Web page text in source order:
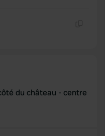
du château - centre